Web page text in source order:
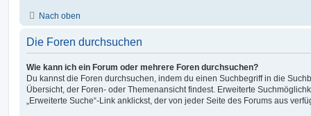
Nach oben
Die Foren durchsuchen
Wie kann ich ein Forum oder mehrere Foren durchsuchen?
Du kannst die Foren durchsuchen, indem du einen Suchbegriff in die
Übersicht, der Foren- oder Themenansicht findest. Erweiterte
„Erweiterte Suche“-Link anklickst, der von jeder Seite des Forums aus